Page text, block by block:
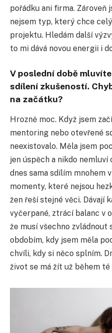
pořádku ani firma. Zároveň
nejsem typ, který chce
projektu. Hledám další
to mi dává novou energii i
V poslední době
sdílení zkušeností.
na začátku?
Hrozně moc. Když jsem
mentoring nebo otevřené
neexistovalo. Měla jsem
jen úspěch a nikdo
dnes sama sdílím mnohem
momenty, které nejsou
žen řeší stejné věci. Dávají
vyčerpané, ztrácí balanc v
že musí všechno zvládnout
obdobím, kdy jsem měla
chvíli, kdy si něco splním.
život se má žít už během té